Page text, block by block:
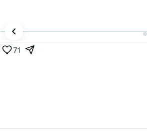
71